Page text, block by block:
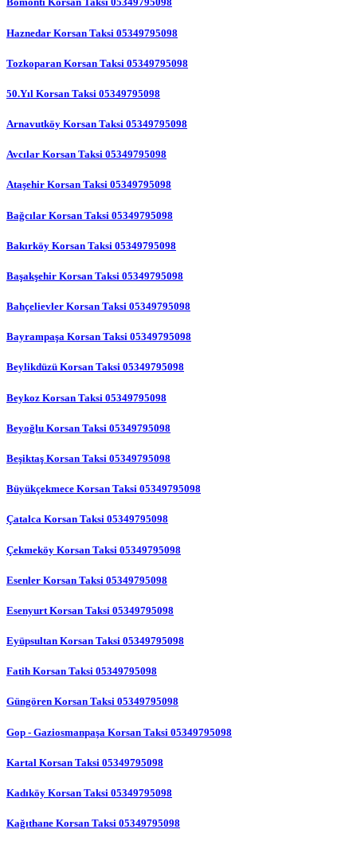
Haznedar Korsan Taksi 05349795098
Tozkoparan Korsan Taksi 05349795098
50.Yıl Korsan Taksi 05349795098
Arnavutköy Korsan Taksi 05349795098
Avcılar Korsan Taksi 05349795098
Ataşehir Korsan Taksi 05349795098
Bağcılar Korsan Taksi 05349795098
Bakırköy Korsan Taksi 05349795098
Başakşehir Korsan Taksi 05349795098
Bahçelievler Korsan Taksi 05349795098
Bayrampaşa Korsan Taksi 05349795098
Beylikdüzü Korsan Taksi 05349795098
Beykoz Korsan Taksi 05349795098
Beyoğlu Korsan Taksi 05349795098
Beşiktaş Korsan Taksi 05349795098
Büyükçekmece Korsan Taksi 05349795098
Çatalca Korsan Taksi 05349795098
Çekmeköy Korsan Taksi 05349795098
Esenler Korsan Taksi 05349795098
Esenyurt Korsan Taksi 05349795098
Eyüpsultan Korsan Taksi 05349795098
Fatih Korsan Taksi 05349795098
Güngören Korsan Taksi 05349795098
Gop - Gaziosmanpaşa Korsan Taksi 05349795098
Kartal Korsan Taksi 05349795098
Kadıköy Korsan Taksi 05349795098
Kağıthane Korsan Taksi 05349795098